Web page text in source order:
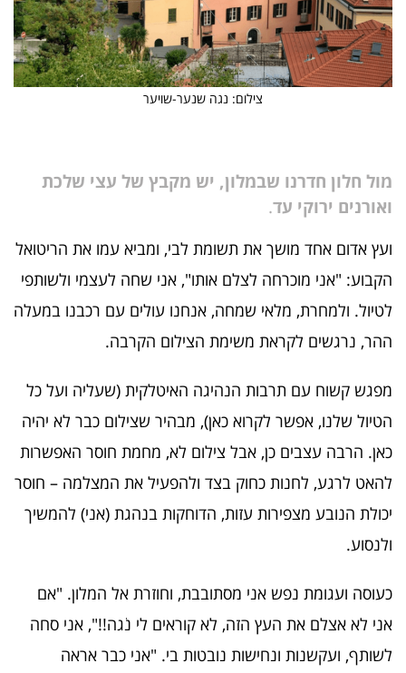
צילום: נגה שנער-שויער
מול חלון חדרנו שבמלון, יש מקבץ של עצי שלכת
ואורנים ירוקי עד.
ועץ אדום אחד מושך את תשומת לבי, ומביא עמו את הריטואל
הקבוע: "אני מוכרחה לצלם אותו", אני שחה לעצמי ולשותפי
לטיול. ולמחרת, מלאי שמחה, אנחנו עולים עם רכבנו במעלה
ההר, נרגשים לקראת משימת הצילום הקרבה.
מפגש קשוח עם תרבות הנהיגה האיטלקית (שעליה ועל כל
הטיול שלנו, אפשר לקרוא כאן), מבהיר שצילום כבר לא יהיה
כאן. הרבה עצבים כן, אבל צילום לא, מחמת חוסר האפשרות
להאט לרגע, לחנות כחוק בצד ולהפעיל את המצלמה – חוסר
יכולת הנובע מצפירות עזות, הדוחקות בנהגת (אני) להמשיך
ולנסוע.
כעוסה ועגומת נפש אני מסתובבת, וחוזרת אל המלון. "אם
אני לא אצלם את העץ הזה, לא קוראים לי נֹגה!!", אני סחה
לשותף, ועקשנות ונחישות נובטות בי. "אני כבר אראה